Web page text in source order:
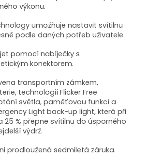
výkonu.
umožňuje nastavit svítilnu
podle daných potřeb uživatele.
pomocí nabíječky s
konektorem.
transportním zámkem,
technologií Flicker Free
světla, paměťovou funkcí a
Light back-up light, která při
25 % přepne svítilnu do úsporného
výdrž.
prodloužená sedmiletá záruka.